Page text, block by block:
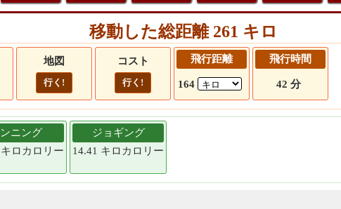
移動した総距離 261 キロ
地図
行く!
コスト
行く!
飛行距離
164
飛行時間
42 分
ニング
ロカロリー
ジョギング
14.41 キロカロリー